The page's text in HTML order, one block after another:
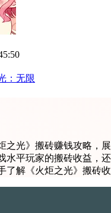
12:45:50
：无限
之光》搬砖赚钱攻略，
水平玩家的搬砖收益，
了解《火炬之光》搬砖收